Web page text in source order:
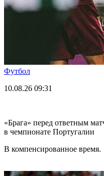
Футбол
10.08.26 09:31
«Брага» перед ответным
в чемпионате Португалии
В компенсированное время.